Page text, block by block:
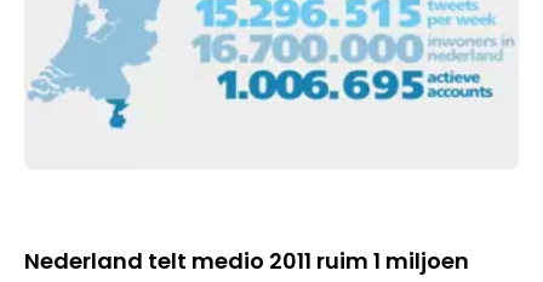
Nederland telt medio 2011 ruim 1 miljoen